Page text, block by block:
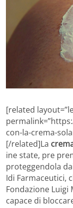
[related
con-la-crema-
[/related]La
ine state, pre
proteggendola
Idi Farmaceutici,
Fondazione
capace di